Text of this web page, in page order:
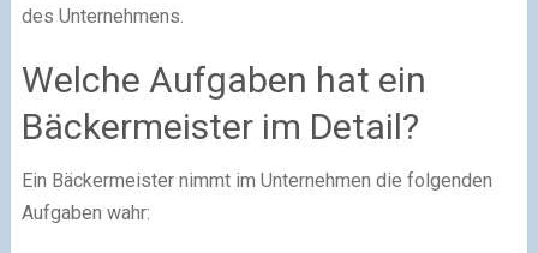
des Unternehmens.
Welche Aufgaben hat ein
Bäckermeister im Detail?
Ein Bäckermeister nimmt im Unternehmen die folgenden
Aufgaben wahr: